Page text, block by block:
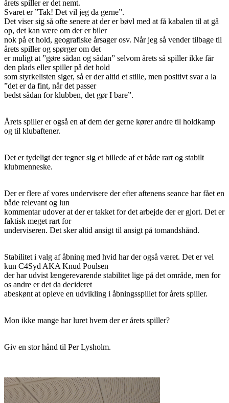
årets spiller er det nemt.
Svaret er ”Tak! Det vil jeg da gerne”.
Det viser sig så ofte senere at der er bøvl med at få kabalen til at gå
op, det kan være om der er biler
nok på et hold, geografiske årsager osv. Når jeg så vender tilbage til
årets spiller og spørger om det
er muligt at ”gøre sådan og sådan” selvom årets så spiller ikke får
den plads eller spiller på det hold
som styrkelisten siger, så er der altid et stille, men positivt svar a la
”det er da fint, når det passer
bedst sådan for klubben, det gør I bare”.
Årets spiller er også en af dem der gerne kører andre til holdkamp
og til klubaftener.
Det er tydeligt der tegner sig et billede af et både rart og stabilt
klubmenneske.
Der er flere af vores undervisere der efter aftenens seance har fået en
både relevant og lun
kommentar udover at der er takket for det arbejde der er gjort. Det er
faktisk meget rart for
underviseren. Det sker altid ansigt til ansigt på tomandshånd.
Stabilitet i valg af åbning med hvid har der også været. Det er vel
kun C4Syd AKA Knud Poulsen
der har udvist længerevarende stabilitet lige på det område, men for
os andre er det da decideret
abeskønt at opleve en udvikling i åbningsspillet for årets spiller.
Mon ikke mange har luret hvem der er årets spiller?
Giv en stor hånd til Per Lysholm.